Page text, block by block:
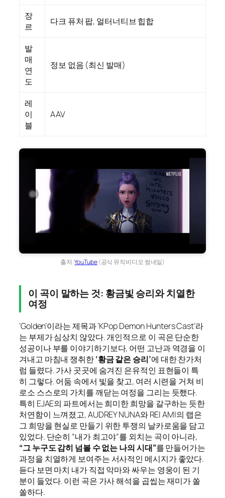
장
르
다크 퓨처 팝, 얼터너티브 힙합
발
매
연
도
정보 없음 (최신 발매)
레
이
블
AAV
출처:YouTube(공식 뮤직비디오 썸네일)
이 곡이 말하는 것: 황금빛 승리와 치열한
여정
‘Golden’이라는 제목과 ‘KPop Demon Hunters Cast’라
는 부제가 심상치 않았다. 개인적으로 이 곡은 단순한
성공이나 부를 이야기하기보다, 어떤 고난과 역경을 이
겨내고 마침내 쟁취한‘황금 같은 승리’에 대한 찬가처
럼 들렸다. 가사 곳곳에 숨겨진 은유적인 표현들이 특
히 그렇다. 어둠 속에서 빛을 찾고, 여러 시련을 거쳐 비
로소 스스로의 가치를 깨닫는 여정을 그리는 듯했다.
특히 EJAE의 파트에서는 희미한 희망을 갈구하는 듯한
처연함이 느껴졌고, AUDREY NUNA와 REI AMI의 랩은
그 희망을 현실로 만들기 위한 투쟁의 날카로움을 담고
있었다. 단순히 “내가 최고야”를 외치는 곡이 아니라,
“그 누구도 감히 넘볼 수 없는 나의 시대”를 만들어가는
과정을 치열하게 보여주는 서사적인 메시지가 좋았다.
듣다 보면 마치 내가 직접 악마와 싸우는 영웅이 된 기
분이 들었다. 이런 곡은 가사 해석을 곱씹는 재미가 쏠
쏠하다.